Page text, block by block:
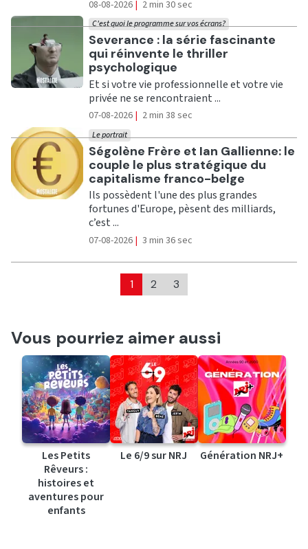
08-08-2026 | 2 min 30 sec
Ecouter
Severance : la série fascinante
qui réinvente le thriller
psychologique
C'est quoi le programme sur vos écrans?
Et si votre vie professionnelle et votre vie
privée ne se rencontraient ...
07-08-2026 | 2 min 38 sec
Ecouter
Ségolène Frère et Ian Gallienne: le
couple le plus stratégique du
capitalisme franco-belge
Le portrait
Ils possèdent l'une des plus grandes
fortunes d'Europe, pèsent des milliards,
c’est ...
07-08-2026 | 3 min 36 sec
1 2 3
Vous pourriez aimer aussi
Les Petits
Rêveurs :
histoires et
aventures pour
enfants
Le 6/9 sur NRJ Génération NRJ+